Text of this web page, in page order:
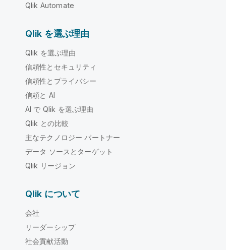
Qlik Automate
Qlik を選ぶ理由
Qlik を選ぶ理由
信頼性とセキュリティ
信頼性とプライバシー
信頼と AI
AI で Qlik を選ぶ理由
Qlik との比較
主なテクノロジー パートナー
データ ソースとターゲット
Qlik リージョン
Qlik について
会社
リーダーシップ
社会貢献活動